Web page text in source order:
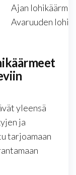
Ajan lohikäärme,
Avaruuden
yleensä
ja
tarjoamaan